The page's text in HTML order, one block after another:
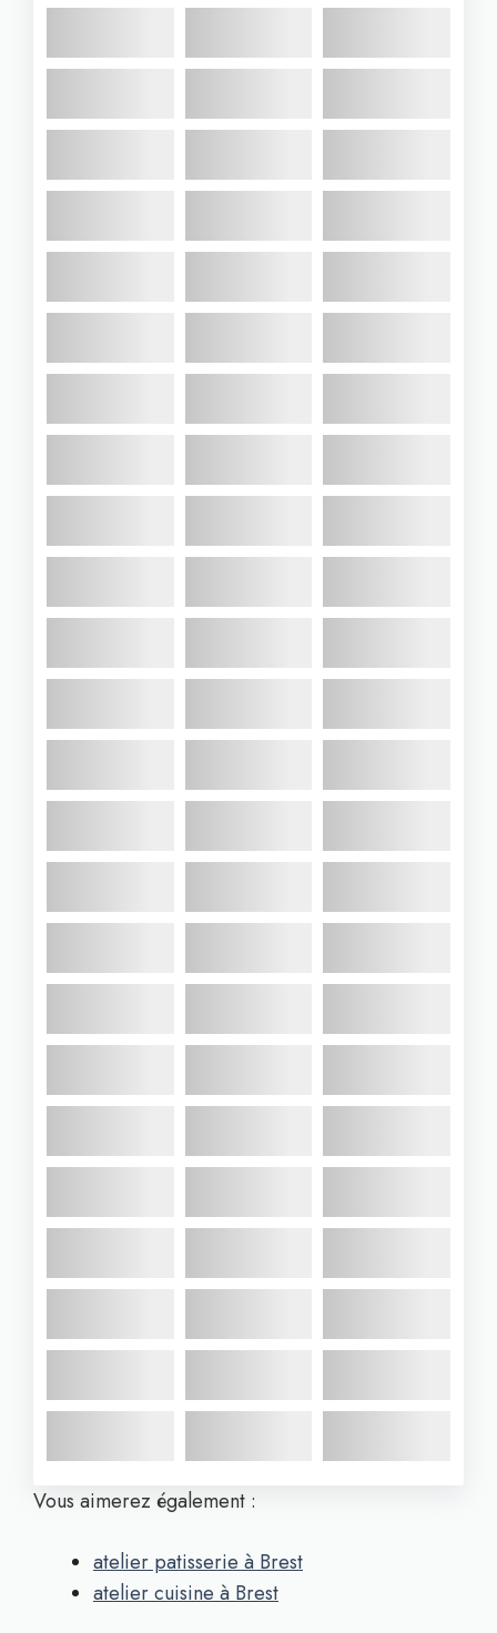
Vous aimerez également :
atelier patisserie à Brest
atelier cuisine à Brest